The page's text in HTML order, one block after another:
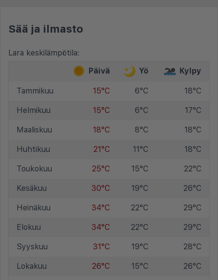
Sää ja ilmasto
Lara keskilämpötila:
Päivä
Yö Kylpy
Tammikuu 15°C 6°C 18°C
Helmikuu 15°C 6°C 17°C
Maaliskuu 18°C 8°C 18°C
Huhtikuu 21°C 11°C 18°C
Toukokuu 25°C 15°C 22°C
Kesäkuu 30°C 19°C 26°C
Heinäkuu 34°C 22°C 29°C
Elokuu 34°C 22°C 29°C
Syyskuu 31°C 19°C 28°C
Lokakuu 26°C 15°C 26°C